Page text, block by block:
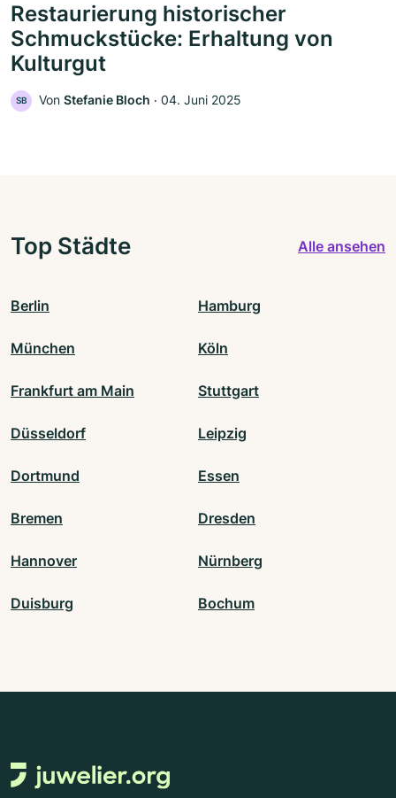
Restaurierung historischer
Schmuckstücke: Erhaltung von
Kulturgut
SB Von Stefanie Bloch ‧ 04. Juni 2025
Top Städte Alle ansehen
Berlin Hamburg
München Köln
Frankfurt am Main Stuttgart
Düsseldorf Leipzig
Dortmund Essen
Bremen Dresden
Hannover Nürnberg
Duisburg Bochum